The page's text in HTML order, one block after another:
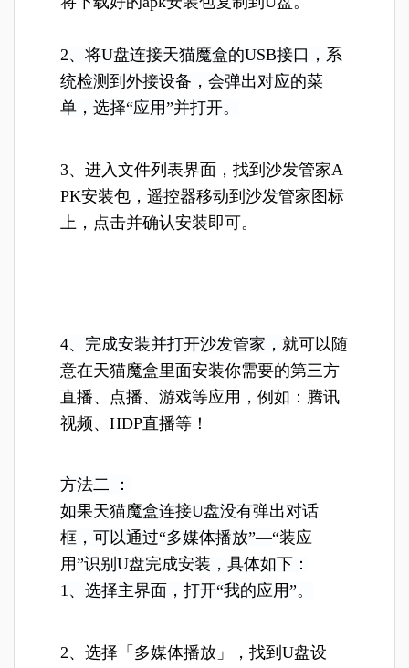
2、将U盘连接天猫魔盒的USB接口，系
统检测到外接设备，会弹出对应的菜
单，选择“应用”并打开。
3、进入文件列表界面，找到沙发管家A
PK安装包，遥控器移动到沙发管家图标
上，点击并确认安装即可。
4、完成安装并打开沙发管家， 就可以随
意在天猫魔盒里面安装你需要的第三方
直播、点播、游戏等应用，例如：腾讯
视频、HDP直播等！
方法二 ：
如果天猫魔盒连接U盘没有弹出对话
框，可以通过“多媒体播放”—“装应
用”识别U盘完成安装，具体如下：
1、选择主界面，打开“我的应用”。
2、 选择「多媒体播放」，找到U盘设